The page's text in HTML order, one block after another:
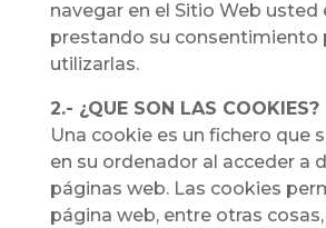
navegar en el Sitio Web usted
prestando su consentimiento
utilizarlas.
2.- ¿QUE SON LAS COOKIES?
Una cookie es un fichero que
en su ordenador al acceder a
páginas web. Las cookies
página web, entre otras